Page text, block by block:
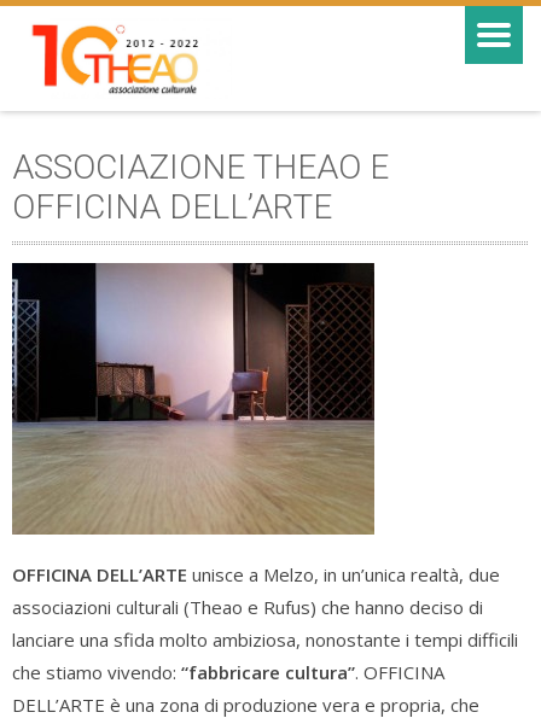
ASSOCIAZIONE THEAO E
OFFICINA DELL’ARTE
OFFICINA DELL’ARTE unisce a Melzo, in un’unica realtà, due
associazioni culturali (Theao e Rufus) che hanno deciso di
lanciare una sfida molto ambiziosa, nonostante i tempi difficili
che stiamo vivendo: “fabbricare cultura”. OFFICINA
DELL’ARTE è una zona di produzione vera e propria, che